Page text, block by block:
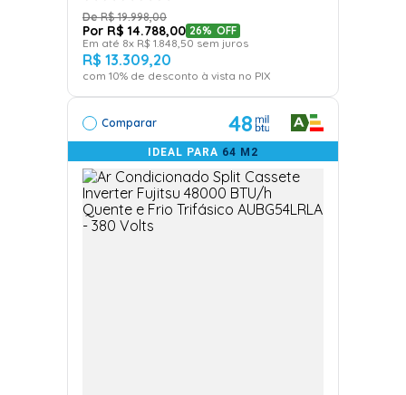
R$ 19.998,00
R$ 14.788,00 26% OFF
Em até 8x R$ 1 848 50 sem juros
R$ 13.309,20
com 10% de desconto à vista no PIX
Comparar 48
IDEAL PARA 64 M2